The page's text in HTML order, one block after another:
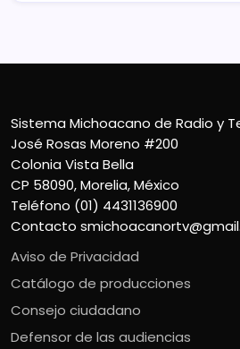
Sistema Michoacano de Radio y
José Rosas Moreno #200
Colonia Vista Bella
CP 58090, Morelia, México
Teléfono (01) 4431136900
Contacto
Aviso de Privacidad
Catálogo de producciones
Consejo ciudadano
Defensor de las audiencias